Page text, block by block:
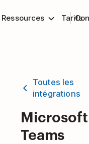
Ressources Tarifs
Toutes les
intégrations
Microsoft
Teams